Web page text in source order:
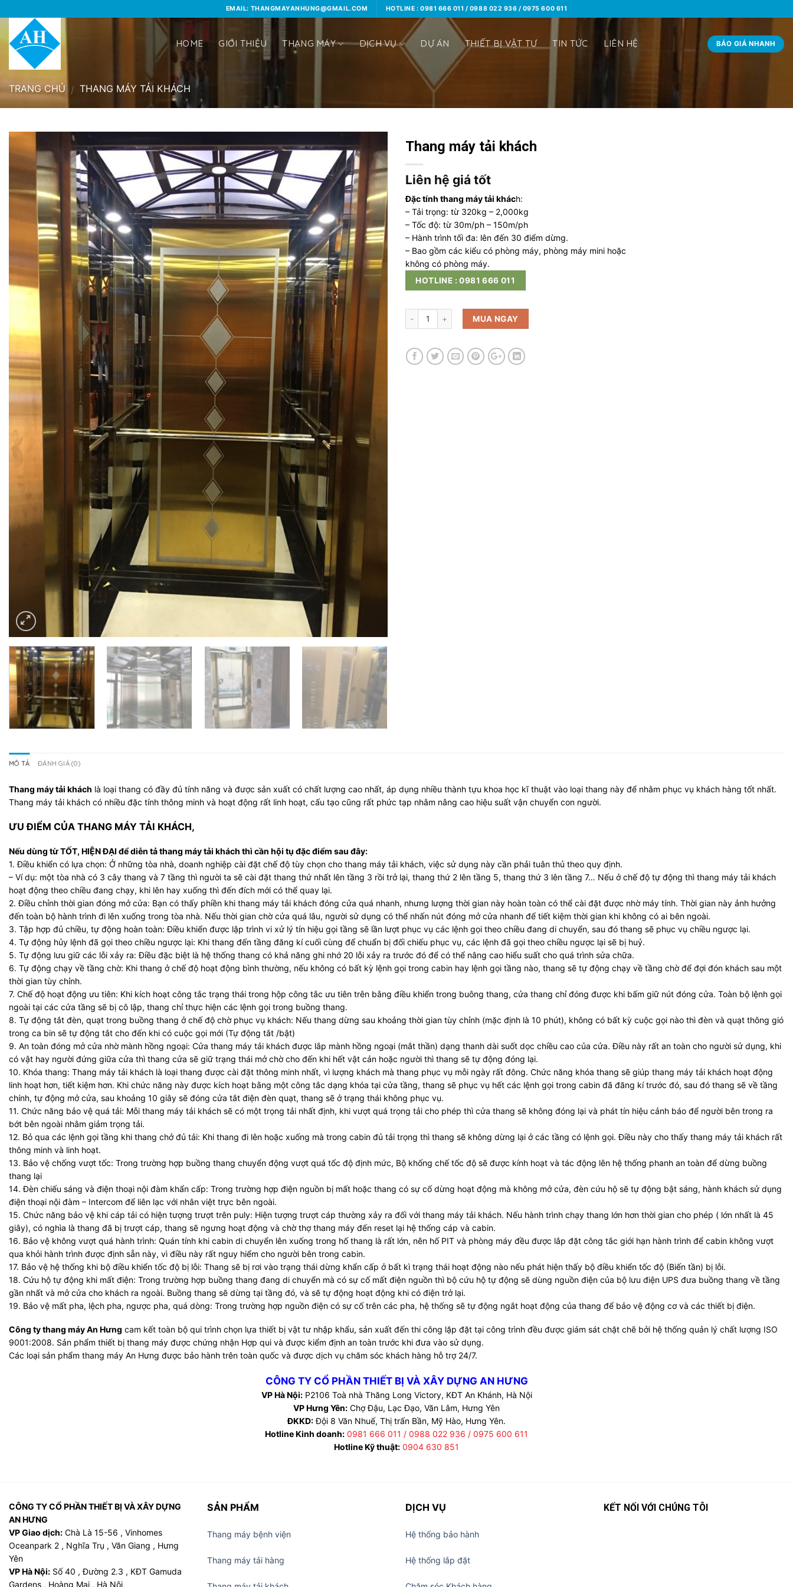
to
content
EMAIL: THANGMAYANHUNG@GMAIL.COM HOTLINE : 0981 666 011 / 0988 022 936 / 0975 600 611
HOME GIỚI THIỆU THANG MÁY DỊCH VỤ DỰ ÁN THIẾT BỊ VẬT TƯ TIN TỨC LIÊN HỆ BÁO GIÁ NHANH
TRANG CHỦ / THANG MÁY TẢI KHÁCH
Thang máy tải khách
Liên hệ giá tốt
Đặc tính thang máy tải khách:
– Tải trọng: từ 320kg – 2,000kg
– Tốc độ: từ 30m/ph – 150m/ph
– Hành trình tối đa: lên đến 30 điểm dừng.
– Bao gồm các kiểu có phòng máy, phòng máy mini hoặc
không có phòng máy.
HOTLINE : 0981 666 011
MUA NGAY
MÔ TẢ ĐÁNH GIÁ (0)
Thang máy tải khách là loại thang có đầy đủ tính năng và được sản xuất có chất lượng cao nhất, áp dụng nhiều thành tựu khoa học kĩ thuật vào loại thang này để nhằm phục vụ khách hàng tốt nhất.
Thang máy tải khách có nhiều đặc tính thông minh và hoạt động rất linh hoạt, cấu tạo cũng rất phức tạp nhằm nâng cao hiệu suất vận chuyển con người.
ƯU ĐIỂM CỦA THANG MÁY TẢI KHÁCH,
Nếu dùng từ TỐT, HIỆN ĐẠI để diễn tả thang máy tải khách thì cần hội tụ đặc điểm sau đây:
1. Điều khiển có lựa chọn: Ở những tòa nhà, doanh nghiệp cài đặt chế độ tùy chọn cho thang máy tải khách, việc sử dụng này cần phải tuân thủ theo quy định.
– Ví dụ: một tòa nhà có 3 cây thang và 7 tầng thì người ta sẽ cài đặt thang thứ nhất lên tầng 3 rồi trở lại, thang thứ 2 lên tầng 5, thang thứ 3 lên tầng 7… Nếu ở chế độ tự động thì thang máy tải khách
hoạt động theo chiều đang chạy, khi lên hay xuống thì đến đích mới có thể quay lại.
2. Điều chỉnh thời gian đóng mở cửa: Bạn có thấy phiền khi thang máy tải khách đóng cửa quá nhanh, nhưng lượng thời gian này hoàn toàn có thể cài đặt được nhờ máy tính. Thời gian này ảnh hưởng
đến toàn bộ hành trình đi lên xuống trong tòa nhà. Nếu thời gian chờ cửa quá lâu, người sử dụng có thể nhấn nút đóng mở cửa nhanh để tiết kiệm thời gian khi không có ai bên ngoài.
3. Tập hợp đủ chiều, tự động hoàn toàn: Điều khiển được lập trình vi xử lý tín hiệu gọi tầng sẽ lần lượt phục vụ các lệnh gọi theo chiều đang di chuyển, sau đó thang sẽ phục vụ chiều ngược lại.
4. Tự động hủy lệnh đã gọi theo chiều ngược lại: Khi thang đến tầng đăng kí cuối cùng để chuẩn bị đối chiếu phục vụ, các lệnh đã gọi theo chiều ngược lại sẽ bị huỷ.
5. Tự động lưu giữ các lỗi xảy ra: Điều đặc biệt là hệ thống thang có khả năng ghi nhớ 20 lỗi xảy ra trước đó để có thể nâng cao hiểu suất cho quá trình sửa chữa.
6. Tự động chạy về tầng chờ: Khi thang ở chế độ hoạt động bình thường, nếu không có bất kỳ lệnh gọi trong cabin hay lệnh gọi tầng nào, thang sẽ tự động chạy về tầng chờ để đợi đón khách sau một
thời gian tùy chỉnh.
7. Chế độ hoạt động ưu tiên: Khi kích hoạt công tắc trạng thái trong hộp công tắc ưu tiên trên bằng điều khiển trong buông thang, cửa thang chỉ đóng được khi bấm giữ nút đóng cửa. Toàn bộ lệnh gọi
ngoài tại các cửa tầng sẽ bị cô lập, thang chỉ thực hiện các lệnh gọi trong buồng thang.
8. Tự động tắt đèn, quạt trong buồng thang ở chế độ chờ phục vụ khách: Nếu thang dừng sau khoảng thời gian tùy chỉnh (mặc định là 10 phút), không có bất kỳ cuộc gọi nào thì đèn và quạt thông gió
trong ca bin sẽ tự động tắt cho đến khi có cuộc gọi mới (Tự động tắt /bật)
9. An toàn đóng mở cửa nhờ mành hồng ngoại: Cửa thang máy tải khách được lắp mành hồng ngoại (mắt thần) dạng thanh dài suốt dọc chiều cao của cửa. Điều này rất an toàn cho người sử dụng, khi
có vật hay người đứng giữa cửa thì thang cửa sẽ giữ trạng thái mở chờ cho đến khi hết vật cản hoặc người thì thang sẽ tự động đóng lại.
10. Khóa thang: Thang máy tải khách là loại thang được cài đặt thông minh nhất, vì lượng khách mà thang phục vụ mỗi ngày rất đông. Chức năng khóa thang sẽ giúp thang máy tải khách hoạt động
linh hoạt hơn, tiết kiệm hơn. Khi chức năng này được kích hoạt bằng một công tắc dạng khóa tại cửa tầng, thang sẽ phục vụ hết các lệnh gọi trong cabin đã đăng kí trước đó, sau đó thang sẽ về tầng
chính, tự động mở cửa, sau khoảng 10 giây sẽ đóng cửa tắt điện đèn quạt, thang sẽ ở trạng thái không phục vụ.
11. Chức năng bảo vệ quá tải: Mỗi thang máy tải khách sẽ có một trọng tải nhất định, khi vượt quá trọng tải cho phép thì cửa thang sẽ không đóng lại và phát tín hiệu cảnh báo để người bên trong ra
bớt bên ngoài nhằm giảm trọng tải.
12. Bỏ qua các lệnh gọi tầng khi thang chở đủ tải: Khi thang đi lên hoặc xuống mà trong cabin đủ tải trọng thì thang sẽ không dừng lại ở các tầng có lệnh gọi. Điều này cho thấy thang máy tải khách rất
thông minh và linh hoạt.
13. Bảo vệ chống vượt tốc: Trong trường hợp buồng thang chuyển động vượt quá tốc độ định mức, Bộ khống chế tốc độ sẽ được kính hoạt và tác động lên hệ thống phanh an toàn để dừng buồng
thang lại
14. Đèn chiếu sáng và điện thoại nội đàm khẩn cấp: Trong trường hợp điện nguồn bị mất hoặc thang có sự cố dừng hoạt động mà không mở cửa, đèn cứu hộ sẽ tự động bật sáng, hành khách sử dụng
điện thoại nội đàm – Intercom để liên lạc với nhân việt trực bên ngoài.
15. Chức năng bảo vệ khi cáp tải có hiện tượng trượt trên puly: Hiện tượng trượt cáp thường xảy ra đối với thang máy tải khách. Nếu hành trình chạy thang lớn hơn thời gian cho phép ( lớn nhất là 45
giây), có nghìa là thang đã bị trượt cáp, thang sẽ ngưng hoạt động và chờ thợ thang máy đến reset lại hệ thống cáp và cabin.
16. Bảo vệ không vượt quá hành trình: Quán tính khi cabin di chuyển lên xuống trong hố thang là rất lớn, nên hố PIT và phòng máy đều được lắp đặt công tắc giới hạn hành trình để cabin không vượt
qua khỏi hành trình được định sẵn này, vì điều này rất nguy hiểm cho người bên trong cabin.
17. Bảo vệ hệ thống khi bộ điều khiển tốc độ bị lỗi: Thang sẽ bị rơi vào trạng thái dừng khẩn cấp ở bất kì trạng thái hoạt động nào nếu phát hiện thấy bộ điều khiển tốc độ (Biến tần) bị lỗi.
18. Cứu hộ tự động khi mất điện: Trong trường hợp buồng thang đang di chuyển mà có sự cố mất điện nguồn thì bộ cứu hộ tự động sẽ dùng nguồn điện của bộ lưu điện UPS đưa buồng thang về tầng
gần nhất và mở cửa cho khách ra ngoài. Buồng thang sẽ dừng tại tầng đó, và sẽ tự động hoạt động khi có điện trở lại.
19. Bảo vệ mất pha, lệch pha, ngược pha, quá dòng: Trong trường hợp nguồn điện có sự cố trên các pha, hệ thống sẽ tự động ngắt hoạt động của thang để bảo vệ động cơ và các thiết bị điện.
Công ty thang máy An Hưng cam kết toàn bộ qui trình chọn lựa thiết bị vật tư nhập khẩu, sản xuất đến thi công lặp đặt tại công trình đều được giám sát chặt chẽ bởi hệ thống quản lý chất lượng ISO
9001:2008. Sản phẩm thiết bị thang máy được chứng nhận Hợp qui và được kiểm định an toàn trước khi đưa vào sử dụng.
Các loại sản phẩm thang máy An Hưng được bảo hành trên toàn quốc và được dịch vụ chăm sóc khách hàng hỗ trợ 24/7.
CÔNG TY CỔ PHẦN THIẾT BỊ VÀ XÂY DỰNG AN HƯNG
VP Hà Nội:P2106 Toà nhà Thăng Long Victory, KĐT An Khánh, Hà Nội
VP Hưng Yên: Chợ Đậu, Lạc Đạo, Văn Lâm, Hưng Yên
ĐKKD:Đội 8 Văn Nhuế, Thị trấn Bần, Mỹ Hào, Hưng Yên.
Hotline Kinh doanh: 0981 666 011 / 0988 022 936 / 0975 600 611
Hotline Kỹ thuật: 0904 630 851
CÔNG TY CỔ PHẦN THIẾT BỊ VÀ XÂY DỰNG
AN HƯNG
VP Giao dịch: Chà Là 15-56 , Vinhomes
Oceanpark 2 , Nghĩa Trụ , Văn Giang , Hưng
Yên
VP Hà Nội: Số 40 , Đường 2.3 , KĐT Gamuda
Gardens , Hoàng Mai , Hà Nôi
SẢN PHẨM
Thang máy bệnh viện
Thang máy tải hàng
DỊCH VỤ
Hệ thống bảo hành
Hệ thống lắp đặt
KẾT NỐI VỚI CHÚNG TÔI